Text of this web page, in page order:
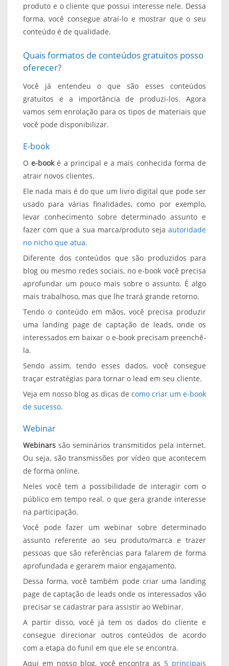
produto e o cliente que possui interesse nele. Dessa
forma, você consegue atraí-lo e mostrar que o seu
conteúdo é de qualidade.
Quais formatos de conteúdos gratuitos posso
oferecer?
Você já entendeu o que são esses conteúdos
gratuitos e a importância de produzi-los. Agora
vamos sem enrolação para os tipos de materiais que
você pode disponibilizar.
E-book
Oe-booké a principal e a mais conhecida forma de
atrair novos clientes.
Ele nada mais é do que um livro digital que pode ser
usado para várias finalidades, como por exemplo,
levar conhecimento sobre determinado assunto e
fazer com que a sua marca/produto seja autoridade
no nicho que atua.
Diferente dos conteúdos que são produzidos para
blog ou mesmo redes sociais, no e-book você precisa
aprofundar um pouco mais sobre o assunto. É algo
mais trabalhoso, mas que lhe trará grande retorno.
Tendo o conteúdo em mãos, você precisa produzir
uma landing page de captação de leads, onde os
interessados em baixar o e-book precisam preenchê-
la.
Sendo assim, tendo esses dados, você consegue
traçar estratégias para tornar o lead em seu cliente.
Veja em nosso blog as dicas de como criar um e-book
de sucesso.
Webinar
Webinars são seminários transmitidos pela internet.
Ou seja, são transmissões por vídeo que acontecem
de forma online.
Neles você tem a possibilidade de interagir com o
público em tempo real, o que gera grande interesse
na participação.
Você pode fazer um webinar sobre determinado
assunto referente ao seu produto/marca e trazer
pessoas que são referências para falarem de forma
aprofundada e gerarem maior engajamento.
Dessa forma, você também pode criar uma landing
page de captação de leads onde os interessados vão
precisar se cadastrar para assistir ao Webinar.
A partir disso, você já tem os dados do cliente e
consegue direcionar outros conteúdos de acordo
com a etapa do funil em que ele se encontra.
Aqui em nosso blog, você encontra as 5 principais